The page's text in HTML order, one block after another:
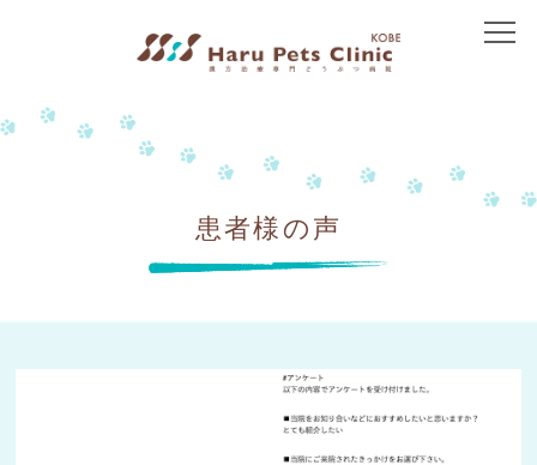
当院について
免疫介在性疾患
患者様の声